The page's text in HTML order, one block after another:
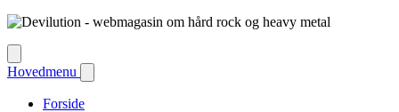
Hovedmenu
Forside